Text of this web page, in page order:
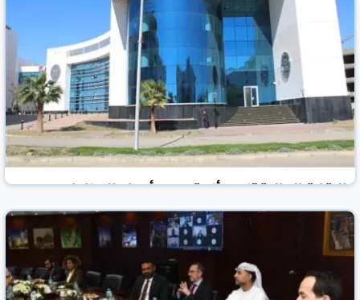
الرقابة المالية تنهي أزمة سهم أجواء للصناعات
الغذائية.. وتعوض المساهمين بـ62 مليون جنيه
جريدة الشروق المصرية مصر 20 تموز/يوليو 2026